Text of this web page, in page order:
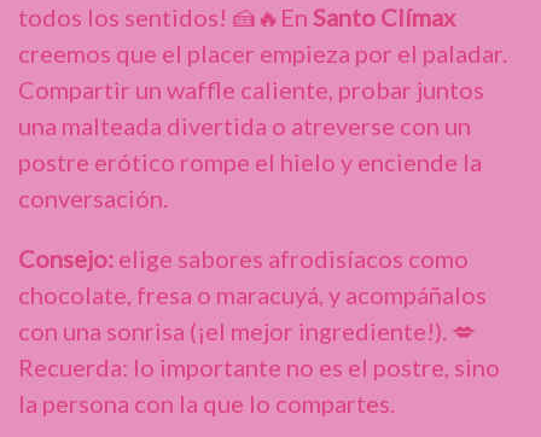
todos los sentidos! 🍰🔥En Santo Clímax
creemos que el placer empieza por el paladar.
Compartir un waffle caliente, probar juntos
una malteada divertida o atreverse con un
postre erótico rompe el hielo y enciende la
conversación.
Consejo: elige sabores afrodisíacos como
chocolate, fresa o maracuyá, y acompáñalos
con una sonrisa (¡el mejor ingrediente!). 💋
Recuerda: lo importante no es el postre, sino
la persona con la que lo compartes.